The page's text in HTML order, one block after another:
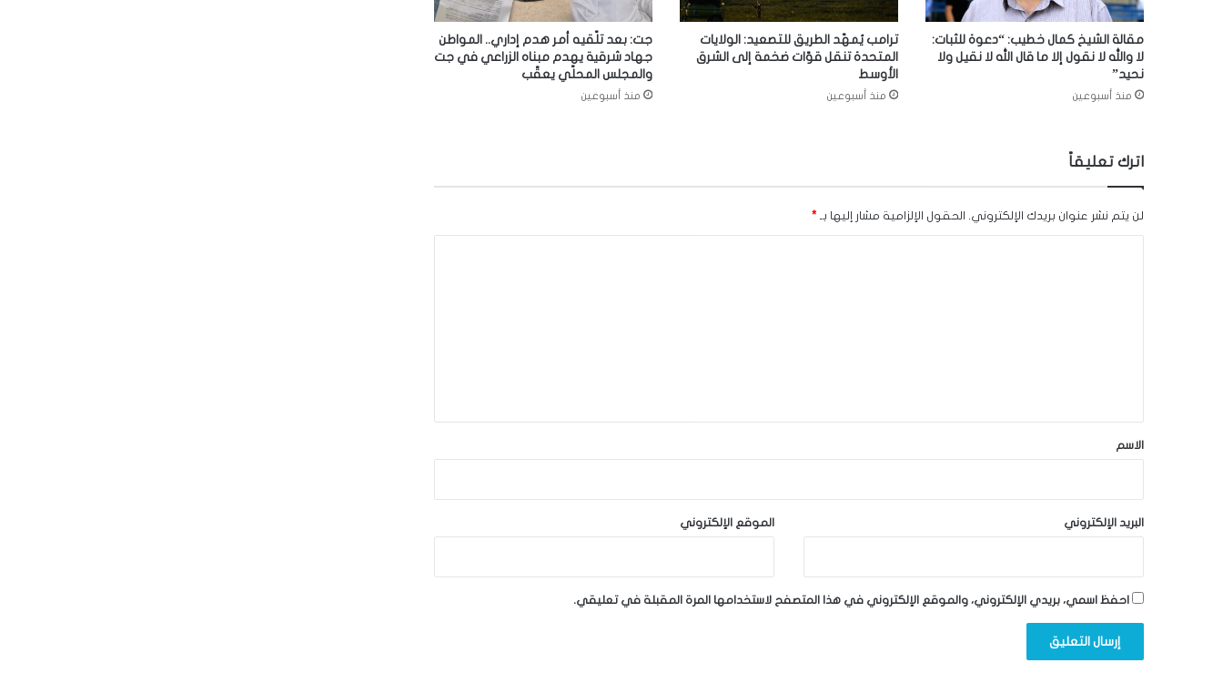
مقالة الشيخ كمال خطيب: “دعوة للثبات:
لا والله لا نقول إلا ما قال الله لا نقيل ولا
نحيد”
منذ أسبوعين
ترامب يُمهّد الطريق للتصعيد: الولايات
المتحدة تنقل قوّات ضخمة إلى الشرق
الأوسط
منذ أسبوعين
جت: بعد تلّقيه أمر هدم إداري.. المواطن
جهاد شرقية يهدم مبناه الزراعي في جت
والمجلس المحلّي يعقّب
منذ أسبوعين
اترك تعليقاً
لن يتم نشر عنوان بريدك الإلكتروني. الحقول الإلزامية مشار إليها بـ *
*
الاسم
البريد الإلكتروني الموقع الإلكتروني
احفظ اسمي، بريدي الإلكتروني، والموقع الإلكتروني في هذا المتصفح لاستخدامها المرة المقبلة في تعليقي.